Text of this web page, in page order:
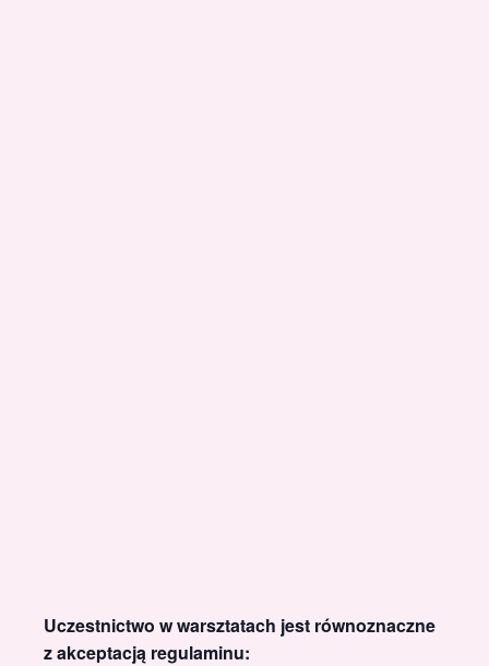
Uczestnictwo w warsztatach jest równoznaczne
z akceptacją regulaminu: